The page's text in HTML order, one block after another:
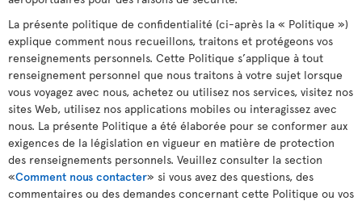
La présente politique de confidentialité (ci-après la « Politique »)
explique comment nous recueillons, traitons et protégeons vos
renseignements personnels. Cette Politique s’applique à tout
renseignement personnel que nous traitons à votre sujet lorsque
vous voyagez avec nous, achetez ou utilisez nos services, visitez nos
sites Web, utilisez nos applications mobiles ou interagissez avec
nous. La présente Politique a été élaborée pour se conformer aux
exigences de la législation en vigueur en matière de protection
des renseignements personnels. Veuillez consulter la section
«Comment nous contacter» si vous avez des questions, des
commentaires ou des demandes concernant cette Politique ou vos